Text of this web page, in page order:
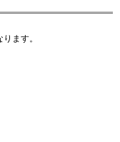
ます。